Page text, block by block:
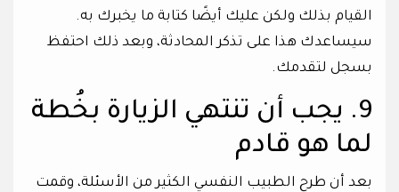
القيام بذلك ولكن عليك أيضًا كتابة ما يخبرك به.
سيساعدك هذا على تذكر المحادثة، وبعد ذلك احتفظ
بسجل لتقدمك.
9. يجب أن تنتهي الزيارة بخُطة
لما هو قادم
بعد أن طرح الطبيب النفسي الكثير من الأسئلة، وقمت